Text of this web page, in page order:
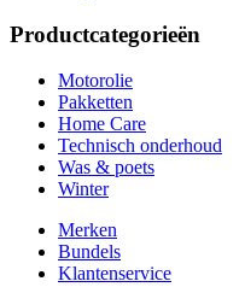
Productcategorieën
Motorolie
Pakketten
Home Care
Technisch onderhoud
Was & poets
Winter
Merken
Bundels
Klantenservice